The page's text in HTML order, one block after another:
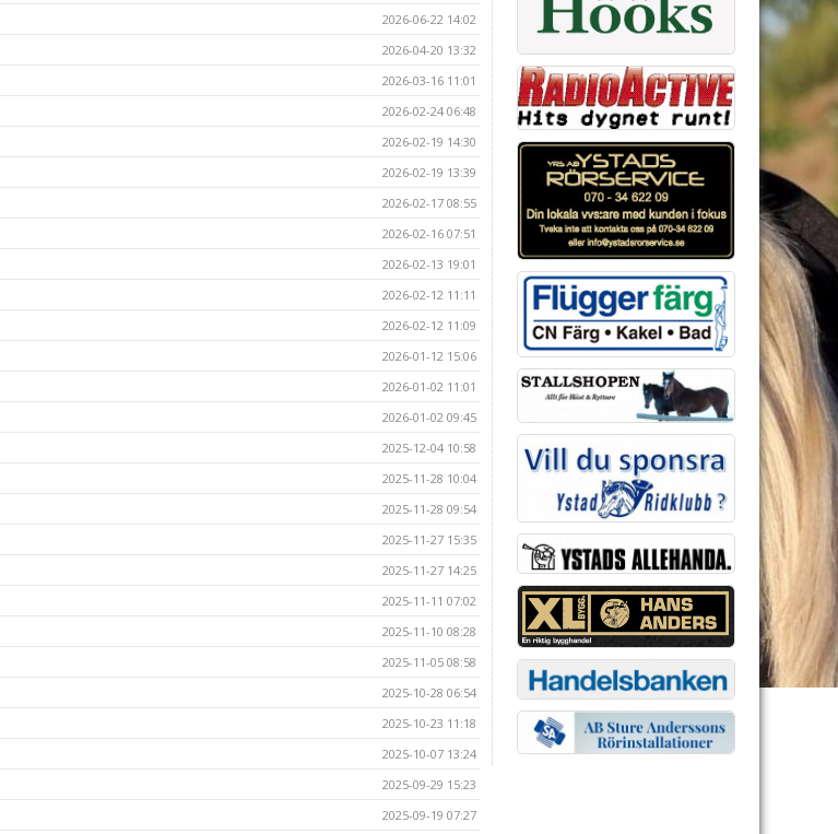
2026-06-22 14:02
2026-04-20 13:32
2026-03-16 11:01
2026-02-24 06:48
2026-02-19 14:30
2026-02-19 13:39
2026-02-17 08:55
2026-02-16 07:51
2026-02-13 19:01
2026-02-12 11:11
2026-02-12 11:09
2026-01-12 15:06
2026-01-02 11:01
2026-01-02 09:45
2025-12-04 10:58
2025-11-28 10:04
2025-11-28 09:54
2025-11-27 15:35
2025-11-27 14:25
2025-11-11 07:02
2025-11-10 08:28
2025-11-05 08:58
2025-10-28 06:54
2025-10-23 11:18
2025-10-07 13:24
2025-09-29 15:23
2025-09-19 07:27